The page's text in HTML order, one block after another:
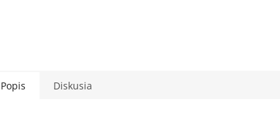
Popis Diskusia